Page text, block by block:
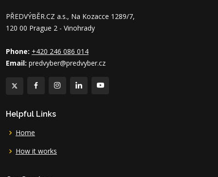
PŘEDVÝBĚR.CZ a.s., Na Kozacce 1289/7,
120 00 Prague 2 - Vinohrady
Phone: +420 246 086 014
Email: predvyber@predvyber.cz
Helpful Links
Home
How it works